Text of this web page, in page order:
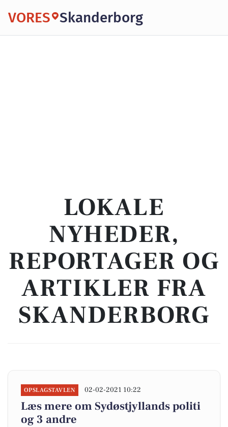
VORES Skanderborg
LOKALE
NYHEDER,
REPORTAGER OG
ARTIKLER FRA
SKANDERBORG
OPSLAGSTAVLEN 02-02-2021 10:22
Læs mere om Sydøstjyllands politi
og 3 andre